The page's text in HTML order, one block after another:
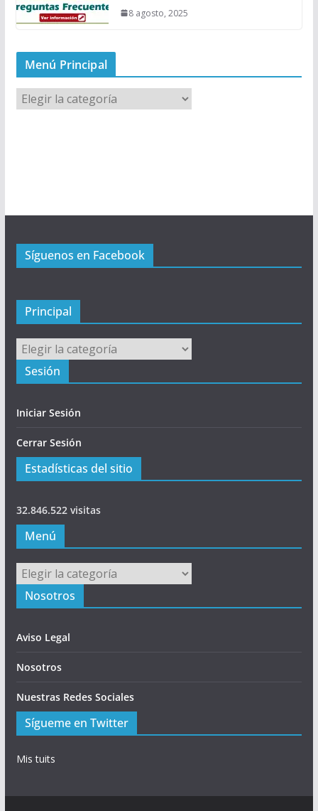
8 agosto, 2025
Menú Principal
M
e
Síguenos en Facebook
Principal
Principal
Sesión
Iniciar Sesión
Cerrar Sesión
Estadísticas del sitio
32.846.522 visitas
Menú
Menú
Nosotros
Aviso Legal
Nosotros
Nuestras Redes Sociales
Sígueme en Twitter
Mis tuits